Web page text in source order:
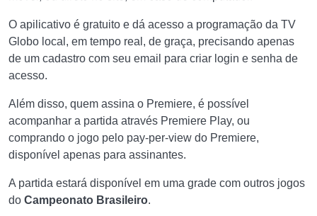
O apilicativo é gratuito e dá acesso a programação da TV
Globo local, em tempo real, de graça, precisando apenas
de um cadastro com seu email para criar login e senha de
acesso.
Além disso, quem assina o Premiere, é possível
acompanhar a partida através Premiere Play, ou
comprando o jogo pelo pay-per-view do Premiere,
disponível apenas para assinantes.
A partida estará disponível em uma grade com outros jogos
do Campeonato Brasileiro.